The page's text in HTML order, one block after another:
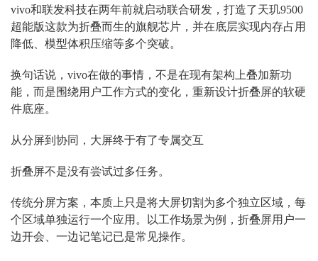
vivo和联发科技在两年前就启动联合研发，打造了天玑9500
超能版这款为折叠而生的旗舰芯片，并在底层实现内存占用
降低、模型体积压缩等多个突破。
换句话说，vivo在做的事情，不是在现有架构上叠加新功
能，而是围绕用户工作方式的变化，重新设计折叠屏的软硬
件底座。
从分屏到协同，大屏终于有了专属交互
折叠屏不是没有尝试过多任务。
传统分屏方案，本质上只是将大屏切割为多个独立区域，每
个区域单独运行一个应用。以工作场景为例，折叠屏用户一
边开会、一边记笔记已是常见操作。